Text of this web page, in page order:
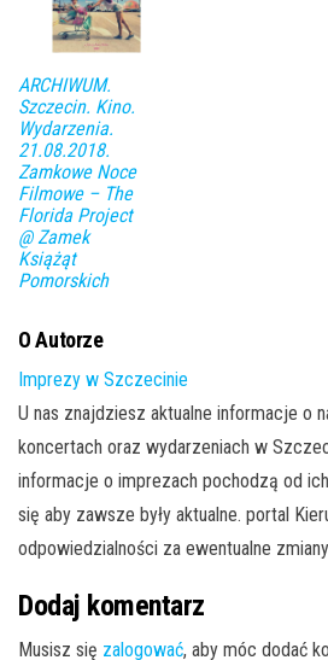
ARCHIWUM.
Szczecin. Kino.
Wydarzenia.
21.08.2018.
Zamkowe Noce
Filmowe – The
Florida Project
@ Zamek
Książąt
Pomorskich
O Autorze
Imprezy w Szczecinie
U nas znajdziesz aktualne informacje o
koncertach oraz wydarzeniach w
informacje o imprezach pochodzą od
się aby zawsze były aktualne. portal
odpowiedzialności za ewentualne
Dodaj komentarz
Musisz się zalogować, aby móc dodać